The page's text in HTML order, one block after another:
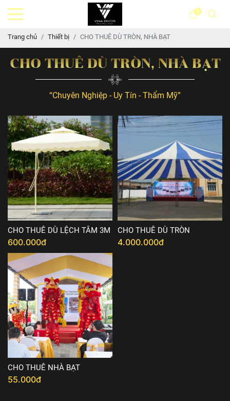
0
Trang chủ Thiết bị CHO THUÊ DÙ TRÒN, NHÀ BẠT
CHO THUÊ DÙ TRÒN, NHÀ BẠT
“Chuyên Nghiệp - Uy Tín - Thẩm Mỹ”
CHO THUÊ DÙ LỆCH TÂM 3M
600.000đ
CHO THUÊ DÙ TRÒN
4.000.000đ
CHO THUÊ NHÀ BẠT
55.000đ